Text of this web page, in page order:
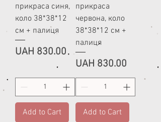
прикраса синя,
коло 38*38*12
см + палиця
Price
UAH 830.00
Add to Cart
прикраса
червона, коло
38*38*12 см +
палиця
Price
UAH 830.00
Add to Cart